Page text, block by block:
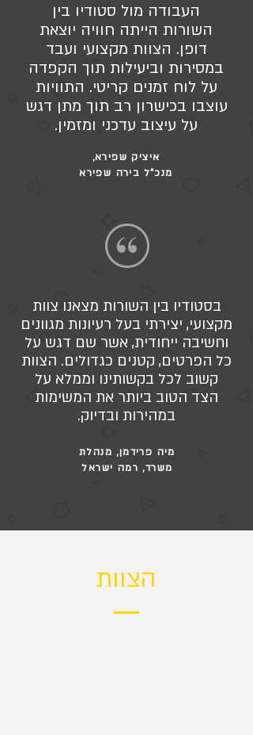
Matt
העבודה מול סטודיו בין
השורות הייתה חוויה יוצאת
דופן. הצוות מקצועי ועבד
במסירות וביעילות תוך הקפדה
על לוח זמנים קריטי. התוויות
עוצבו בכישרון רב תוך מתן דגש
על עיצוב עדכני ומזמין.
איציק שפירא,
מנכ"ל בירה שפירא
בסטודיו בין השורות מצאנו צוות
מקצועי, יצירתי בעל רעיונות מגוונים
וחשיבה ייחודית, אשר שם דגש על
כל הפרטים, קטנים כגדולים. הצוות
קשוב לכל בקשותינו וממלא על
הצד הטוב ביותר את המשימות
במהירות ובדיוק.
מיה פרידמן, מנהלת
משרד, רמה ישראל
הצוות